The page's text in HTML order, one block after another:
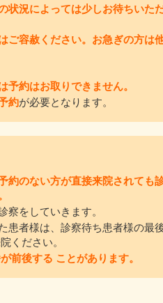
状況によっては少しお待ちいた
ご容赦ください。お急ぎの方は
約はお取りできません。
約が必要となります。
約のない方が直接来院されても
察をしていきます。
患者様は、診察待ち患者様の最
ください。
前後する ことがあります。